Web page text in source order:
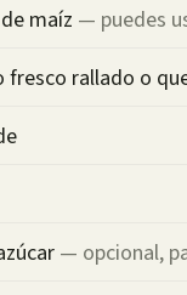
maíz — puedes
fresco rallado o
— opcional,